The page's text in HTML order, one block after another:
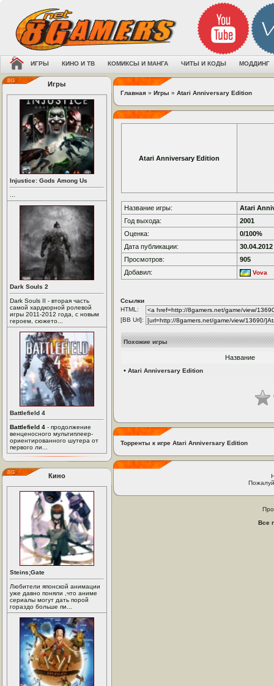
ИГРЫ КИНО И ТВ КОМИКСЫ И МАНГА ЧИТЫ И КОДЫ МОДДИНГ
Игры
Injustice: Gods Among Us
Dark Souls 2
Dark Souls II - вторая часть
самой хардкорной ролевой
игры 2011-2012 года, с новым
героем, сюжето...
Battlefield 4
Battlefield 4 - продолжение
венценосного мультиплеер-
ориентированного шутера от
первого ли...
Кино
Steins;Gate
Любители японской анимации
уже давно поняли ,что аниме
сериалы могут дать порой
гораздо больше пи...
Главная » Игры » Atari Anniversary Edition
Atari Anniversary Edition
Название игры:
Atari
Год выхода:
2001
Оценка:
0/100%
Дата публикации:
30.04.2012
Просмотров:
905
Добавил:
Vova
Ссылки
HTML:
[BB Url]:
Похожие игры
Название
• Atari Anniversary Edition
Торренты к игре Atari Anniversary Edition
Все